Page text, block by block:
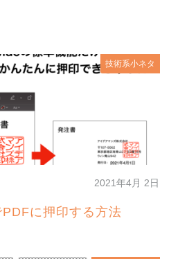
技術系小ネタ
2021年4月 2日
に押印する方法